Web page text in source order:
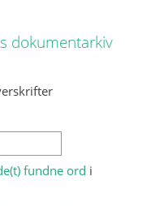
dokumentarkiv
fundne ord i